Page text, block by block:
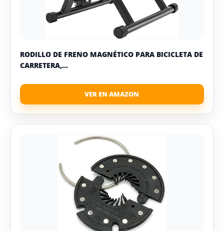
RODILLO DE FRENO MAGNÉTICO PARA BICICLETA DE
CARRETERA,...